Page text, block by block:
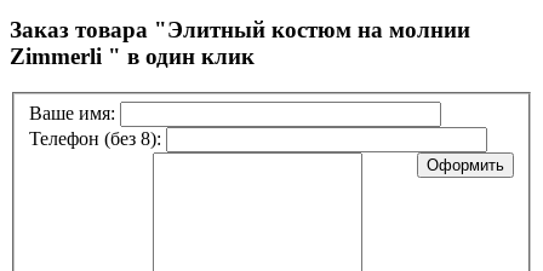
Заказ товара "Элитный костюм на молнии
Zimmerli " в один клик
Ваше имя:
Телефон (без 8):
Оформить